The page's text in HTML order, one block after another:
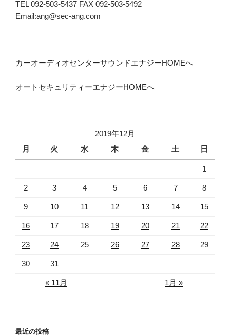
TEL 092-503-5437 FAX 092-503-5492
Email:ang@sec-ang.com
カーオーディオセンターサウンドエナジーHOMEへ
オートセキュリティーエナジーHOMEへ
2019年12月
月
火 水 木 金 土 日
« 11月 1月 »
1
2 3 4 5 6 7 8
9 10 11 12 13 14 15
16 17 18 19 20 21 22
23 24 25 26 27 28 29
30 31
最近の投稿